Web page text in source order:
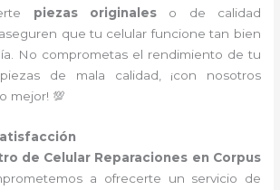
piezas originales o de calidad
que tu celular funcione tan bien
No comprometas el rendimiento de tu
de mala calidad, ¡con nosotros
mejor! 💯
de Celular Reparaciones en Corpus
a ofrecerte un servicio de